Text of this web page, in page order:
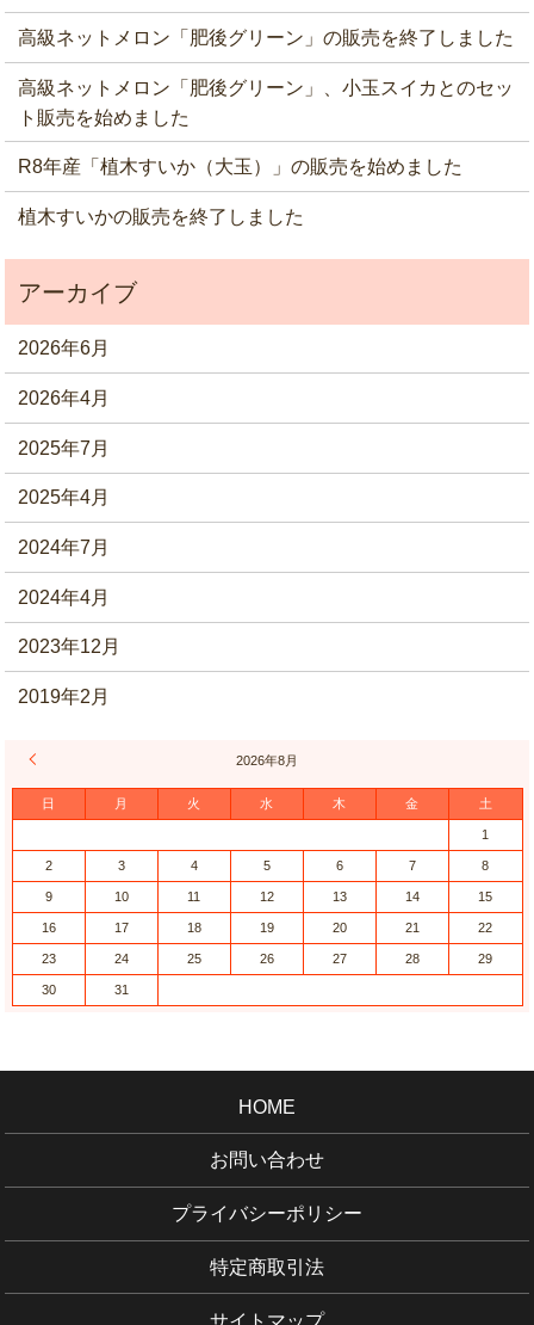
高級ネットメロン「肥後グリーン」の販売を終了しました
高級ネットメロン「肥後グリーン」、小玉スイカとのセッ
ト販売を始めました
R8年産「植木すいか（大玉）」の販売を始めました
植木すいかの販売を終了しました
2026年6月
2026年4月
2025年7月
2025年4月
2024年7月
2024年4月
2023年12月
2019年2月
2026年8月
日 月 火 水 木 金 土
1
2 3 4 5 6 7 8
9 10 11 12 13 14 15
16 17 18 19 20 21 22
23 24 25 26 27 28 29
30 31
HOME
お問い合わせ
プライバシーポリシー
特定商取引法
サイトマップ